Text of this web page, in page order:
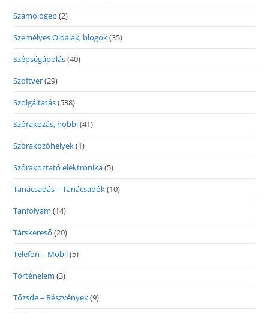
Számológép(2)
Személyes Oldalak, blogok(35)
Szépségápolás(40)
Szoftver(29)
Szolgáltatás(538)
Szórakozás, hobbi(41)
Szórakozóhelyek(1)
Szórakoztató elektronika(5)
Tanácsadás – Tanácsadók(10)
Tanfolyam (14)
Társkereső (20)
Telefon – Mobil(5)
Történelem (3)
Tőzsde – Részvények(9)